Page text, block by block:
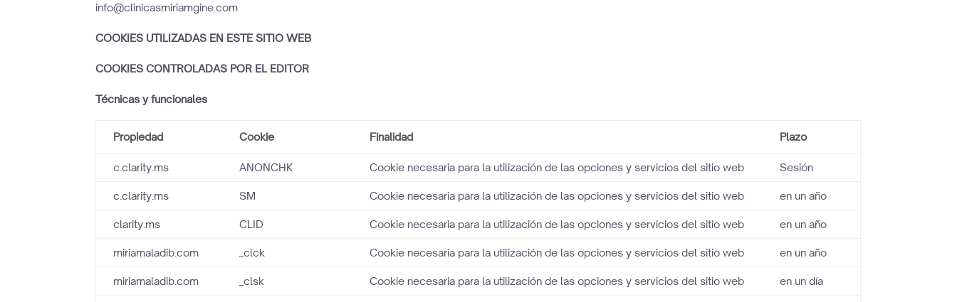
info@clinicasmiriamgine.com
COOKIES UTILIZADAS EN ESTE SITIO WEB
COOKIES CONTROLADAS POR EL EDITOR
Técnicas y funcionales
Propiedad Cookie Finalidad Plazo
c.clarity.ms ANONCHK Cookie necesaria para la utilización de las opciones y servicios del sitio web Sesión
c.clarity.ms SM Cookie necesaria para la utilización de las opciones y servicios del sitio web en un año
clarity.ms CLID Cookie necesaria para la utilización de las opciones y servicios del sitio web en un año
miriamaladib.com _clck Cookie necesaria para la utilización de las opciones y servicios del sitio web en un año
miriamaladib.com _clsk Cookie necesaria para la utilización de las opciones y servicios del sitio web en un día